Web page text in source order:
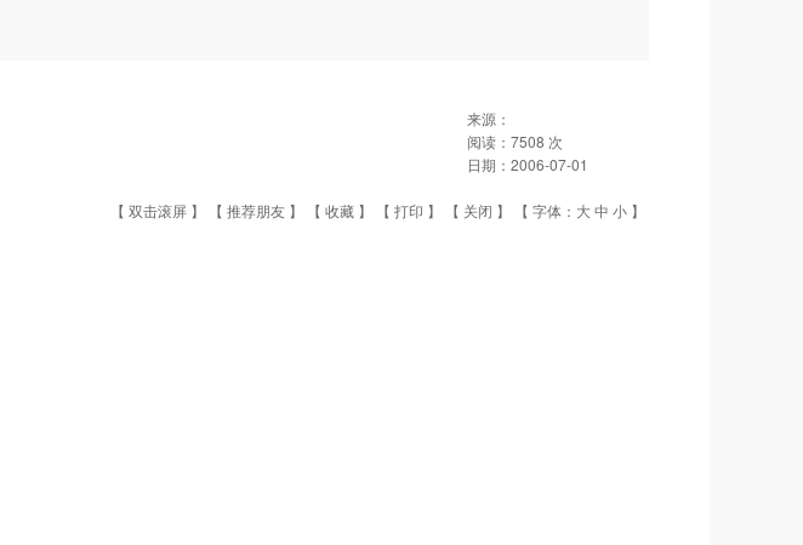
来源：
阅读： 7508 次
日期： 2006-07-01
【 双击滚屏 】 【 推荐朋友 】 【 收藏 】 【 打印 】 【 关闭 】 【 字体： 大中 小 】